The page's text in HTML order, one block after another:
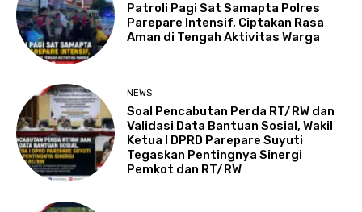
Patroli Pagi Sat Samapta Polres
Parepare Intensif, Ciptakan Rasa
Aman di Tengah Aktivitas Warga
NEWS
Soal Pencabutan Perda RT/RW dan
Validasi Data Bantuan Sosial, Wakil
Ketua I DPRD Parepare Suyuti
Tegaskan Pentingnya Sinergi
Pemkot dan RT/RW